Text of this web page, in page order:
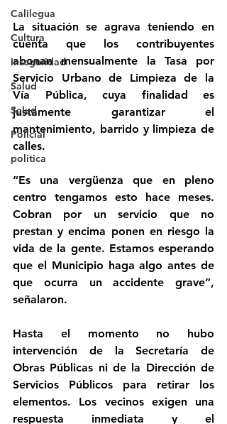
Calilegua
Cultura
Inseguridad
Salud
Salud
Policial
politica
La situación se agrava teniendo en
cuenta que los contribuyentes
abonan mensualmente la Tasa por
Servicio Urbano de Limpieza de la
Vía Pública, cuya finalidad es
justamente garantizar el
mantenimiento, barrido y limpieza de
calles.
“Es una vergüenza que en pleno
centro tengamos esto hace meses.
Cobran por un servicio que no
prestan y encima ponen en riesgo la
vida de la gente. Estamos esperando
que el Municipio haga algo antes de
que ocurra un accidente grave”,
señalaron.
Hasta el momento no hubo
intervención de la Secretaría de
Obras Públicas ni de la Dirección de
Servicios Públicos para retirar los
elementos. Los vecinos exigen una
respuesta inmediata y el